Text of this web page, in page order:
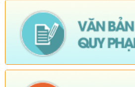
(KẾ HOẠCH Truyền thông hưởng
Nuôi con bằng sữa mẹ năm 2026)
Ngày ban hành: (05/08/2026) Ngày hiệu
Số:Số:1840 /UBND-KT
quy định tại Điều 16 và khoản 3 Điều
Ngày ban hành: (05/08/2026)